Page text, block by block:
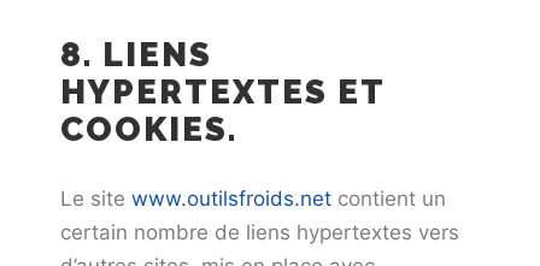
8. LIENS
HYPERTEXTES ET
COOKIES.
Le site www.outilsfroids.net contient un
certain nombre de liens hypertextes vers